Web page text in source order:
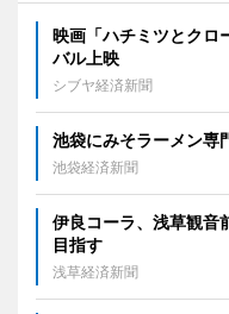
映画「ハチミツとクロ
バル上映
シブヤ経済新聞
池袋にみそラーメン
池袋経済新聞
伊良コーラ、浅草観
目指す
浅草経済新聞